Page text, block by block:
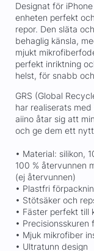
Designat för
enheten perfekt
repor. Den släta
behaglig känsla,
mjukt
perfekt inriktning
helst, för snabb
GRS (Global
har realiserats
aiino åtar sig att
och ge dem ett
• Material: silikon,
100 % återvunnen
(ej återvunnen)
• Plastfri
• Stötsäker och
• Fäster perfekt till
•
• Mjuk mikrofiber
• Ultratunn design